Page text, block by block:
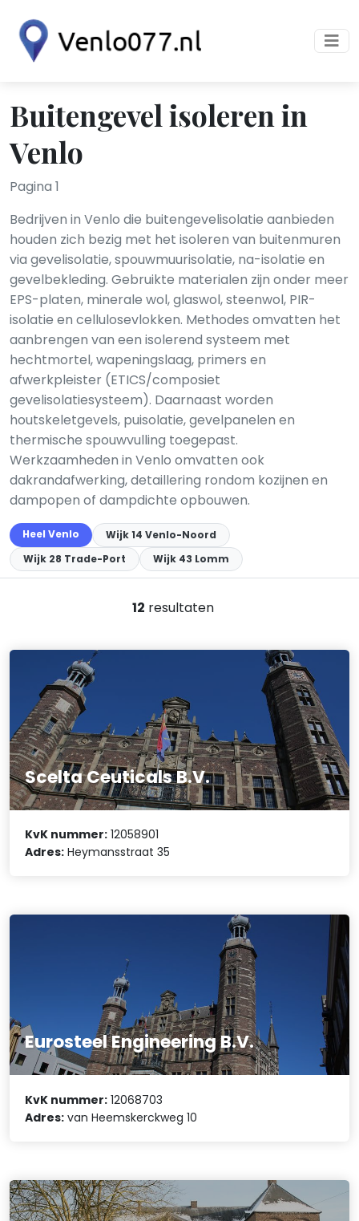
Buitengevel isoleren in
Venlo
Pagina 1
Bedrijven in Venlo die buitengevelisolatie aanbieden
houden zich bezig met het isoleren van buitenmuren
via gevelisolatie, spouwmuurisolatie, na-isolatie en
gevelbekleding. Gebruikte materialen zijn onder meer
EPS-platen, minerale wol, glaswol, steenwol, PIR-
isolatie en cellulosevlokken. Methodes omvatten het
aanbrengen van een isolerend systeem met
hechtmortel, wapeningslaag, primers en
afwerkpleister (ETICS/composiet
gevelisolatiesysteem). Daarnaast worden
houtskeletgevels, puisolatie, gevelpanelen en
thermische spouwvulling toegepast.
Werkzaamheden in Venlo omvatten ook
dakrandafwerking, detaillering rondom kozijnen en
dampopen of dampdichte opbouwen.
Heel Venlo
Wijk 14 Venlo-Noord
Wijk 28 Trade-Port
Wijk 43 Lomm
12 resultaten
Scelta Ceuticals B.V.
KvK nummer: 12058901
Adres: Heymansstraat 35
Eurosteel Engineering B.V.
KvK nummer: 12068703
Adres: van Heemskerckweg 10